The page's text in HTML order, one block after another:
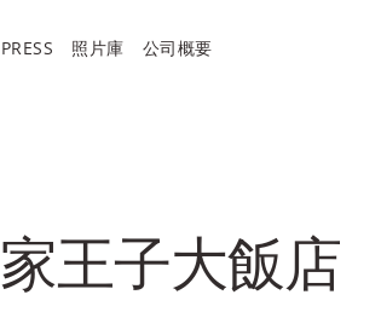
PRESS 照片庫 公司概要
王子大飯店